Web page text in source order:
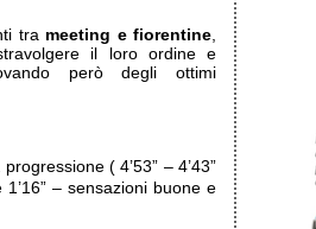
tra meeting e fiorentine
il loro ordine e
però degli ottimi
( 4’53” – 4’43”
1’16” – sensazioni buone e